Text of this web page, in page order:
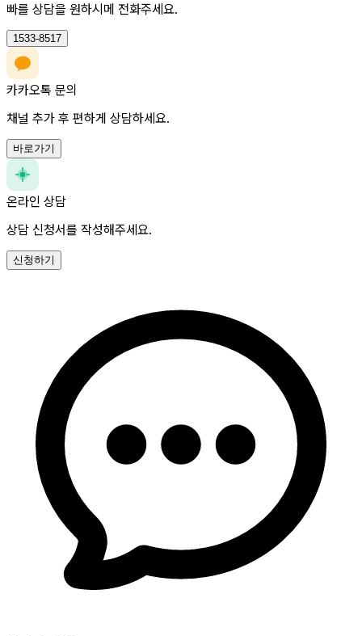
빠를 상담을 원하시메 전화주세요.
1533-8517
카카오톡 문의
채널 추가 후 편하게 상담하세요.
바로가기
온라인 상담
상담 신청서를 작성해주세요.
신청하기